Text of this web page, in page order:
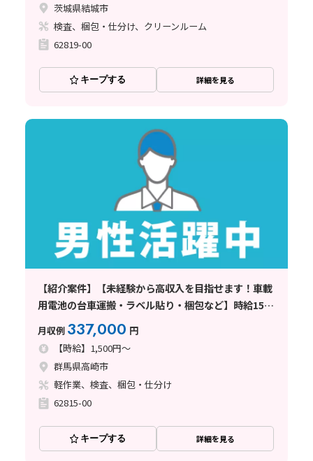
茨城県結城市
検査、梱包・仕分け、クリーンルーム
62819-00
キープする 詳細を見る
【紹介案件】【未経験から高収入を目指せます！車載
用電池の台車運搬・ラベル貼り・梱包など】時給1500
円/2交替/4勤2休・シフト制/月5万円の寮費補助あり/
月収例33.7万円以上◎
月収例 337,000 円
【時給】1,500円～
群馬県高崎市
軽作業、検査、梱包・仕分け
62815-00
キープする 詳細を見る